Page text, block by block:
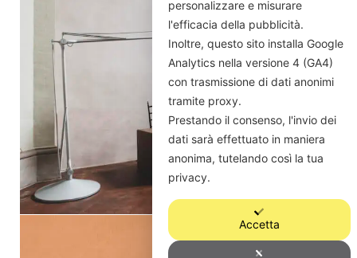
personalizzare e misurare
l'efficacia della pubblicità.
Inoltre, questo sito installa Google
Analytics nella versione 4 (GA4)
con trasmissione di dati anonimi
tramite proxy.
Prestando il consenso, l'invio dei
dati sarà effettuato in maniera
anonima, tutelando così la tua
privacy.
Accetta